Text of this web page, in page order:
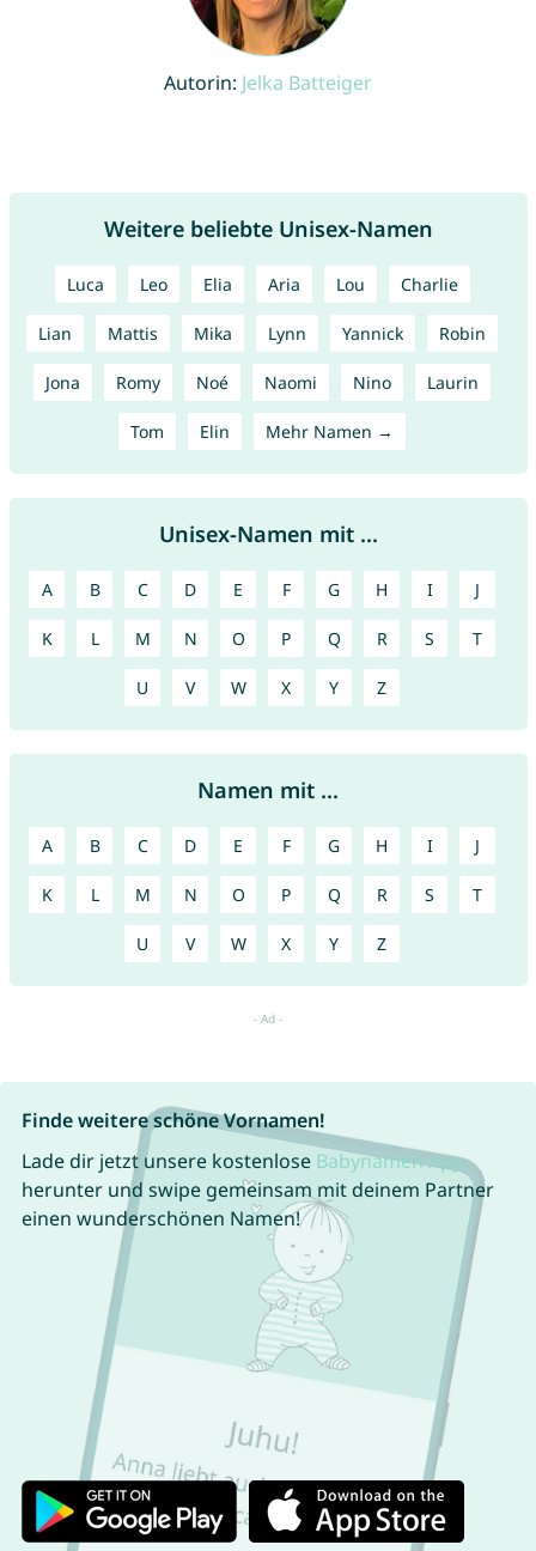
Autorin: Jelka Batteiger
Weitere beliebte Unisex-Namen
Luca Leo Elia Aria Lou Charlie
Lian Mattis Mika Lynn Yannick Robin
Jona Romy Noé Naomi Nino Laurin
Tom Elin Mehr Namen →
Unisex-Namen mit ...
A B C D E F G H I J
K L M N O P Q R S T
U V W X Y Z
Namen mit ...
A B C D E F G H I J
K L M N O P Q R S T
U V W X Y Z
Finde weitere schöne Vornamen!
Lade dir jetzt unsere kostenlose Babynamen App
herunter und swipe gemeinsam mit deinem Partner
einen wunderschönen Namen!